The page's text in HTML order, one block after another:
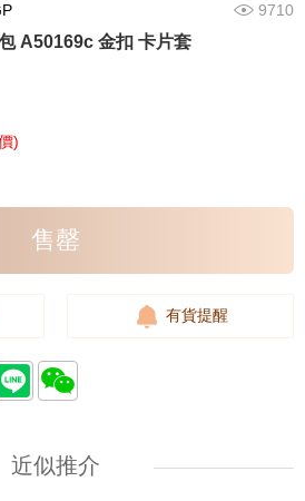
9710
A50169c 金扣 卡片套
)
售罄
有貨提醒
近似推介